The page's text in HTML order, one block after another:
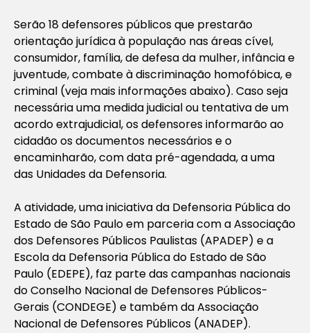
Serão 18 defensores públicos que prestarão
orientação jurídica à população nas áreas cível,
consumidor, família, de defesa da mulher, infância e
juventude, combate à discriminação homofóbica, e
criminal (veja mais informações abaixo). Caso seja
necessária uma medida judicial ou tentativa de um
acordo extrajudicial, os defensores informarão ao
cidadão os documentos necessários e o
encaminharão, com data pré-agendada, a uma
das Unidades da Defensoria.
A atividade, uma iniciativa da Defensoria Pública do
Estado de São Paulo em parceria com a Associação
dos Defensores Públicos Paulistas (APADEP) e a
Escola da Defensoria Pública do Estado de São
Paulo (EDEPE), faz parte das campanhas nacionais
do Conselho Nacional de Defensores Públicos-
Gerais (CONDEGE) e também da Associação
Nacional de Defensores Públicos (ANADEP).